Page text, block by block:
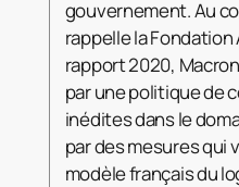
gouvernement. Au
rappelle la Fondation
rapport 2020,
par une politique de
inédites dans le
par des mesures qui
modèle français du